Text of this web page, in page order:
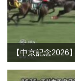
【中京記念2026